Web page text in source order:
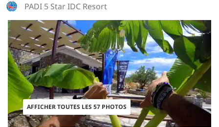
PADI 5 Star IDC Resort
AFFICHER TOUTES LES 57 PHOTOS